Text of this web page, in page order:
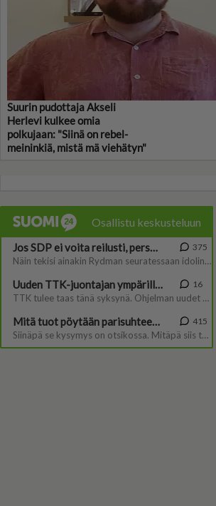
Suurin pudottaja Akseli
Herlevi kulkee omia
polkujaan: "Siinä on rebel-
meininkiä, mistä mä viehätyn"